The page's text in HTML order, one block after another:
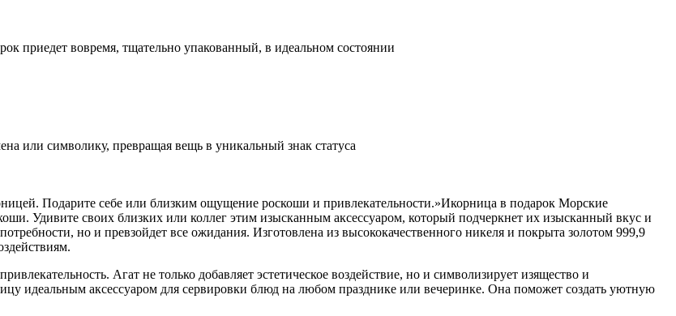
приедет вовремя, тщательно упакованный, в идеальном состоянии
или символику, превращая вещь в уникальный знак статуса
Подарите себе или близким ощущение роскоши и привлекательности.»Икорница в подарок Морские
Удивите своих близких или коллег этим изысканным аксессуаром, который подчеркнет их изысканный вкус и
но и превзойдет все ожидания. Изготовлена из высококачественного никеля и покрыта золотом 999,9
Агат не только добавляет эстетическое воздействие, но и символизирует изящество и
идеальным аксессуаром для сервировки блюд на любом празднике или вечеринке. Она поможет создать уютную